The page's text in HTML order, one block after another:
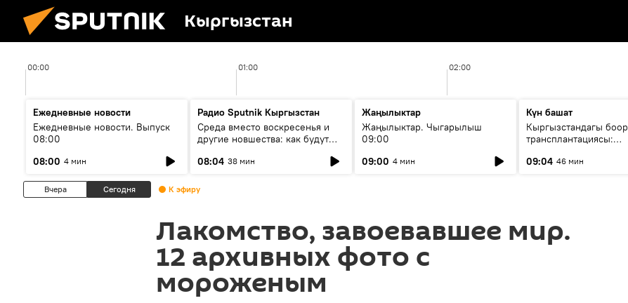
Кыргызстан
00:00 01:00 02:00
Ежедневные новости
Ежедневные новости. Выпуск
08:00
08:00 4 мин
Радио Sputnik Кыргызстан
Среда вместо воскресенья и
другие новшества: как будут
08:04 38 мин
Жаңылыктар
Жаңылыктар. Чыгарылыш
09:00
09:00 4 мин
Күн башат
Кыргызстандагы боор
трансплантациясы:
келечеги
09:04 46 мин
Вчера Сегодня К эфиру
Лакомство, завоевавшее мир.
12 архивных фото с
мороженым